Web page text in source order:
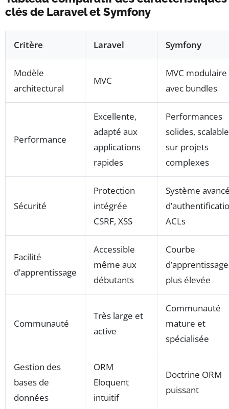
clés de Laravel et Symfony
Critère Laravel Symfony
Modèle
architectural
MVC
MVC modulaire
avec bundles
Performance
Excellente,
adapté aux
applications
rapides
Performances
solides, scalable
sur projets
complexes
Sécurité
Protection
intégrée
CSRF, XSS
Système
ACLs
Facilité
d’apprentissage
Accessible
même aux
débutants
Courbe
d’apprentissage
plus élevée
Communauté
Très large et
active
Communauté
mature et
spécialisée
Gestion des
bases de
données
ORM
Eloquent
intuitif
Doctrine ORM
puissant